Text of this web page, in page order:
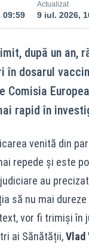
09:59
Actualizat
9 iul. 2026,
după un an,
în dosarul
Comisia
rapid în
venită din
repede și este
au
să nu mai dureze
vor fi trimiși în
ai Sănătății,Vlad